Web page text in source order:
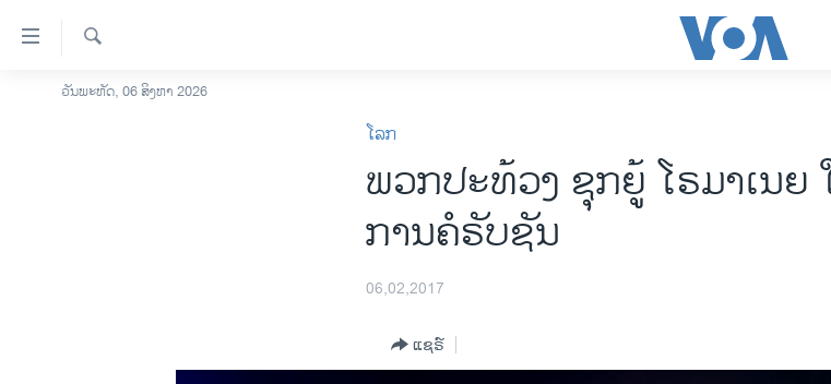
ລິ້ງ
ສຳຫລັບ
ໂຮມເພຈ
ຄົ້ນຫາ
ວັນພະຫັດ, 06 ສິງຫາ 2026
ໂລກ
ພວກປະທ້ວງ ຊຸກຍູ້ ໂຣມາເນຍ
ການຄໍຣັບຊັນ
06,02,2017
ແຊຣ໌